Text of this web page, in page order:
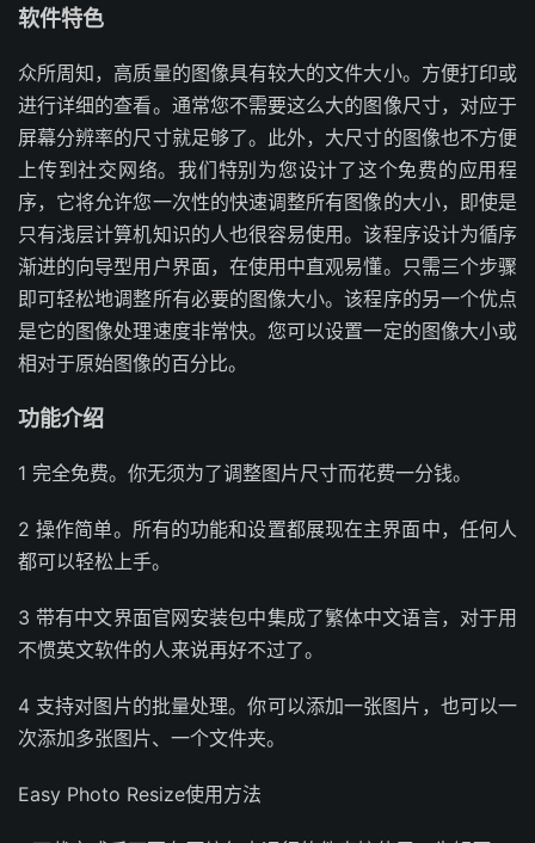
软件特色
众所周知，高质量的图像具有较大的文件大小。方便打印或
进行详细的查看。通常您不需要这么大的图像尺寸，对应于
屏幕分辨率的尺寸就足够了。此外，大尺寸的图像也不方便
上传到社交网络。我们特别为您设计了这个免费的应用程
序，它将允许您一次性的快速调整所有图像的大小，即使是
只有浅层计算机知识的人也很容易使用。该程序设计为循序
渐进的向导型用户界面，在使用中直观易懂。只需三个步骤
即可轻松地调整所有必要的图像大小。该程序的另一个优点
是它的图像处理速度非常快。您可以设置一定的图像大小或
相对于原始图像的百分比。
功能介绍
1 完全免费。你无须为了调整图片尺寸而花费一分钱。
2 操作简单。所有的功能和设置都展现在主界面中，任何人
都可以轻松上手。
3 带有中文界面官网安装包中集成了繁体中文语言，对于用
不惯英文软件的人来说再好不过了。
4 支持对图片的批量处理。你可以添加一张图片，也可以一
次添加多张图片、一个文件夹。
Easy Photo Resize使用方法